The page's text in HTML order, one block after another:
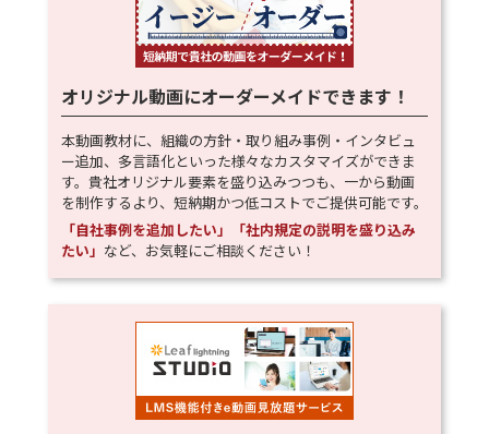
オリジナル動画にオーダーメイドできます！
本動画教材に、組織の方針・取り組み事例・インタビュ
ー追加、多言語化といった様々なカスタマイズができま
す。貴社オリジナル要素を盛り込みつつも、一から動画
を制作するより、短納期かつ低コストでご提供可能です。
「自社事例を追加したい」「社内規定の説明を盛り込み
たい」 など、お気軽にご相談ください！